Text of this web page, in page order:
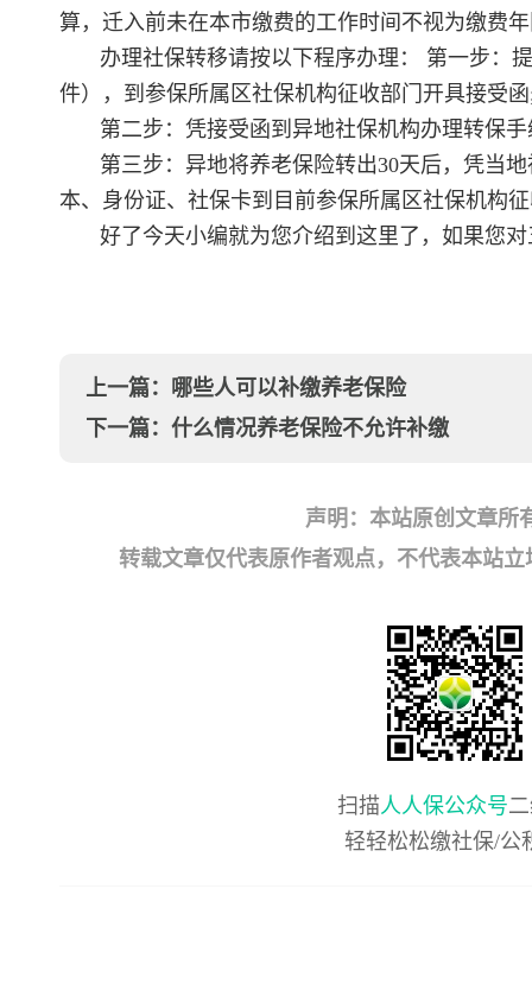
算，迁入前未在本市缴费的工作时间不视为缴费
办理社保转移请按以下程序办理： 第一步：
件），到参保所属区社保机构征收部门开具接受
第二步：凭接受函到异地社保机构办理转保手
第三步：异地将养老保险转出30天后，凭当
本、身份证、社保卡到目前参保所属区社保机构
好了今天小编就为您介绍到这里了，如果您
上一篇： 哪些人可以补缴养老保险
下一篇： 什么情况养老保险不允许补缴
声明：本站原创文章所
转载文章仅代表原作者观点，不代表本站
扫描人人保公众号
轻轻松松缴社保/公